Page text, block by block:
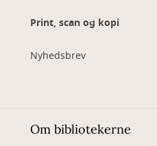
Print, scan og kopi
Nyhedsbrev
Om bibliotekerne